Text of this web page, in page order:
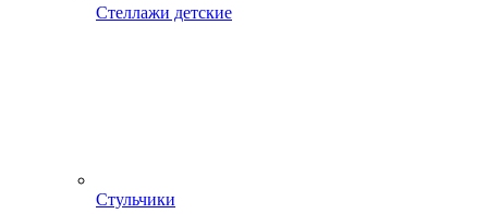
Стеллажи детские
Стульчики